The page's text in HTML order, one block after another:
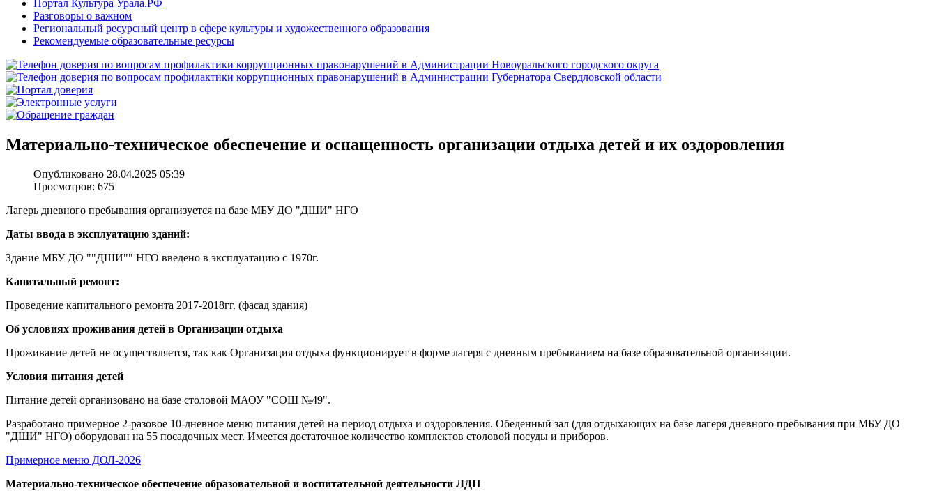
Портал Культура Урала.РФ
Разговоры о важном
Региональный ресурсный центр в сфере культуры и художественного образования
Рекомендуемые образовательные ресурсы
Материально-техническое обеспечение и оснащенность организации отдыха детей и их оздоровления
Опубликовано 28.04.2025 05:39
Просмотров: 675
Лагерь дневного пребывания организуется на базе МБУ ДО "ДШИ" НГО
Даты ввода в эксплуатацию зданий:
Здание МБУ ДО ""ДШИ"" НГО введено в эксплуатацию с 1970г.
Капитальный ремонт:
Проведение капитального ремонта 2017-2018гг. (фасад здания)
Об условиях проживания детей в Организации отдыха
Проживание детей не осуществляется, так как Организация отдыха функционирует в форме лагеря с дневным пребыванием на базе образовательной организации.
Условия питания детей
Питание детей организовано на базе столовой МАОУ "СОШ №49".
Разработано примерное 2-разовое 10-дневное меню питания детей на период отдыха и оздоровления. Обеденный зал (для отдыхающих на базе лагеря дневного пребывания при МБУ ДО
"ДШИ" НГО) оборудован на 55 посадочных мест. Имеется достаточное количество комплектов столовой посуды и приборов.
Примерное меню ДОЛ-2026
Материально-техническое обеспечение образовательной и воспитательной деятельности ЛДП